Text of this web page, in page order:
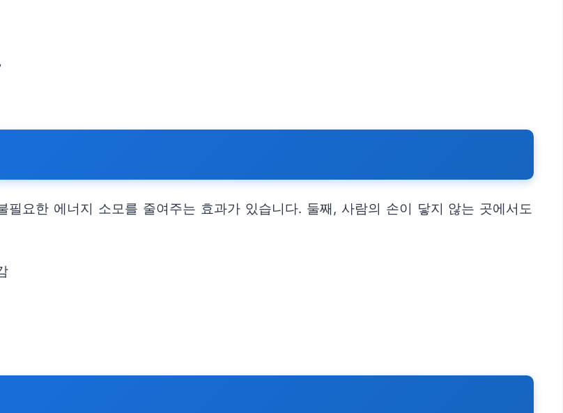
요한 에너지 소모를 줄여주는 효과가 있습니다. 둘째, 사람의 손이 닿지 않는 곳에서도